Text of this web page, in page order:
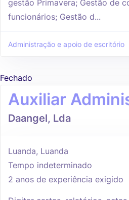
gestão Primavera; Gestão de
funcionários; Gestão d...
Administração e apoio de escritório
Fechado
Auxiliar
Daangel, Lda
Luanda, Luanda
Tempo indeterminado
2 anos de experiência exigido